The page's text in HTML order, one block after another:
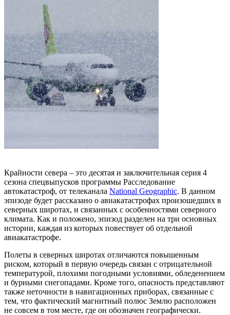
Крайности севера – это десятая и заключительная серия 4
сезона спецвыпусков программы Расследование
автокатастроф, от телеканала National Geographic. В данном
эпизоде будет рассказано о авиакатастрофах произошедших в
северных широтах, и связанных с особенностями северного
климата. Как и положено, эпизод разделен на три основных
истории, каждая из которых повествует об отдельной
авиакатастрофе.
Полеты в северных широтах отличаются повышенным
риском, который в первую очередь связан с отрицательной
температурой, плохими погодными условиями, обледенением
и бурными снегопадами. Кроме того, опасность представляют
также неточности в навигационных приборах, связанные с
тем, что фактический магнитный полюс Землю расположен
не совсем в том месте, где он обозначен географически.